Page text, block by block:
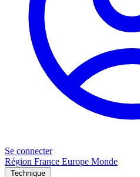
Se connecter
Région France Europe Monde
Technique